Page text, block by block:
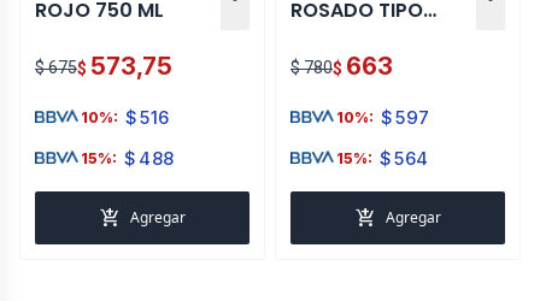
ROJO 750 ML
$ 675$ 573,75
10%: $516
15%: $ 488
add_shopping_cart Agregar
ROSADO TIPO
$ 780$ 663
10%: $597
15%: $564
add_shopping_cart Agregar